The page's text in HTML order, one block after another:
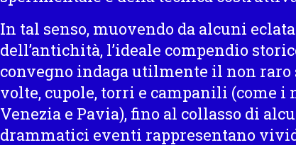
In tal senso, muovendo da alcuni
dell’antichità, l’ideale compendio
convegno indaga utilmente il non
volte, cupole, torri e campanili (come i
Venezia e Pavia), fino al collasso di
drammatici eventi rappresentano